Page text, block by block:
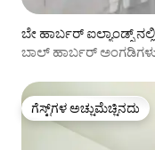
ಬೇ ಹಾರ್ಬರ್ ಐಲ್ಯಾಂಡ್ಸ್
ಬಾಲ್ ಹಾರ್ಬರ್
ಗೆಸ್ಟ್‌ಗಳ ಅಚ್ಚುಮೆಚ್ಚಿನದು
ಗೆಸ್ಟ್‌ಗಳ ಅಚ್ಚುಮೆಚ್ಚಿನದು